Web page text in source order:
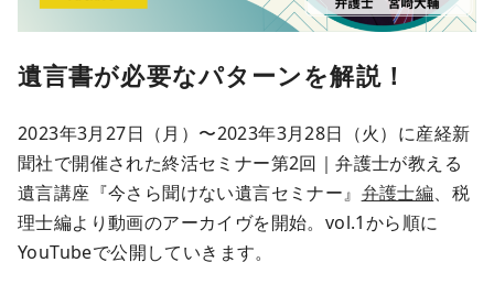
遺言書が必要なパターンを解説！
2023年3月27日（月）〜2023年3月28日（火）に産経新
聞社で開催された終活セミナー第2回｜弁護士が教える
遺言講座『今さら聞けない遺言セミナー』 弁護士編、税
理士編より動画のアーカイヴを開始。vol.1から順に
YouTubeで公開していきます。